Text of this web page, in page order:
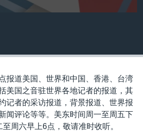
报道美国、世界和中国、香港、台湾
美国之音驻世界各地记者的报道，其
记者的采访报道，背景报道、世界报
闻评论等等。美东时间周一至周五下
周六早上6点，敬请准时收听。